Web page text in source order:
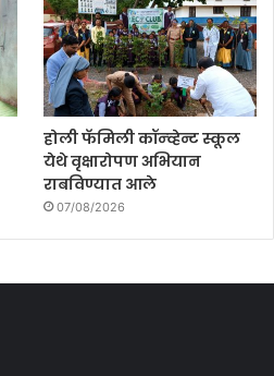
होली फॅमिली कॉन्व्हेन्ट स्कूल
येथे वृक्षारोपण अभियान
राबविण्यात आले
07/08/2026